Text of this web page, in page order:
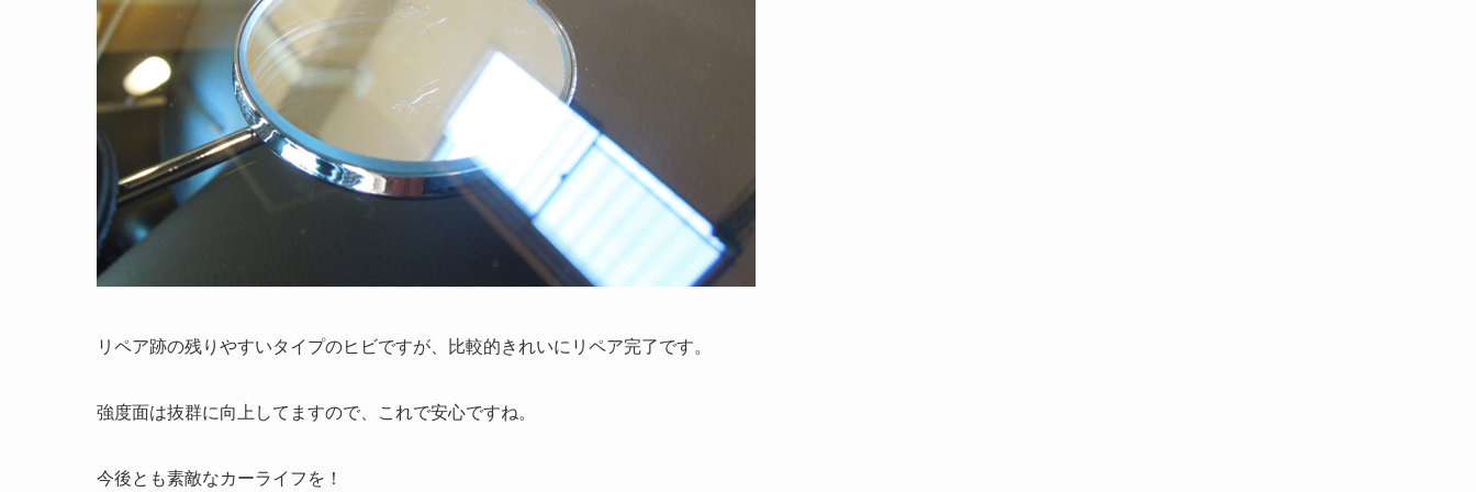
リペア跡の残りやすいタイプのヒビですが、比較的きれいにリペア完了です。
強度面は抜群に向上してますので、これで安心ですね。
今後とも素敵なカーライフを！